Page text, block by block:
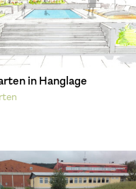
in Hanglage